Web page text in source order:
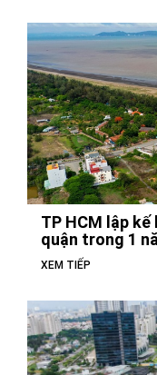
TP HCM lập
quận trong 1
XEM TIẾP